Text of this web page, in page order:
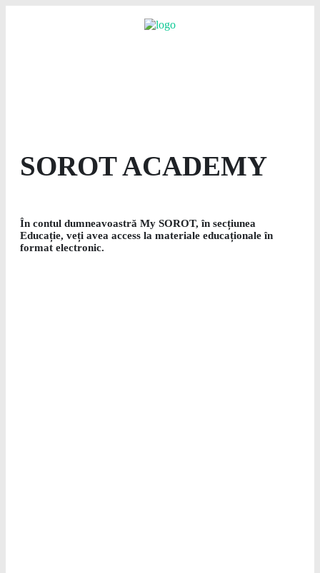
SOROT ACADEMY
În contul dumneavoastră My SOROT, în secțiunea
Educație, veți avea access la materiale educaționale în
format electronic.